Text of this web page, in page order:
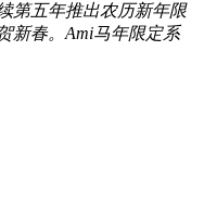
第五年推出农历新年限
新春。Ami马年限定系